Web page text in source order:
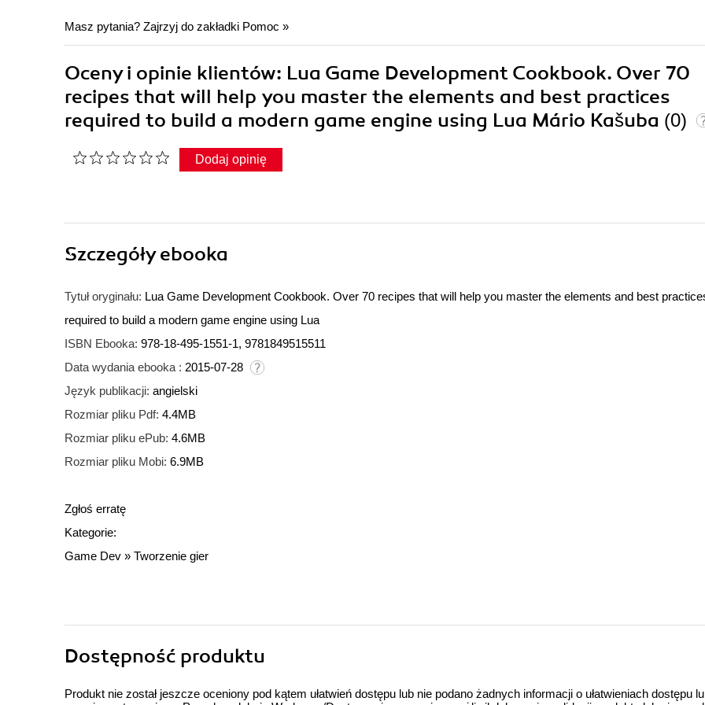
Masz pytania? Zajrzyj do zakładki Pomoc »
Oceny i opinie klientów: Lua Game Development Cookbook. Over 70
recipes that will help you master the elements and best practices
required to build a modern game engine using Lua Mário Kašuba (0)
Dodaj opinię
Szczegółyebooka
Tytuł oryginału: Lua Game Development Cookbook. Over 70 recipes that will help you master the elements and best
required to build a modern game engine using Lua
ISBN Ebooka: 978-18-495-1551-1, 9781849515511
Data wydania ebooka : 2015-07-28
Język publikacji: angielski
Rozmiar pliku Pdf: 4.4MB
Rozmiar pliku ePub: 4.6MB
Rozmiar pliku Mobi: 6.9MB
Zgłoś erratę
Kategorie:
Game Dev » Tworzenie gier
Dostępność produktu
Produkt nie został jeszcze oceniony pod kątem ułatwień dostępu lub nie podano żadnych informacji o ułatwieniach dostępu